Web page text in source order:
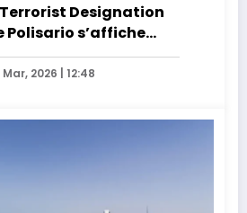
Designation
Polisario s’affiche
pro-Iran
Mar, 2026 | 12:48